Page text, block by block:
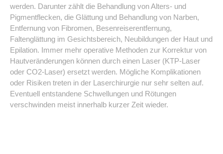
werden. Darunter zählt die Behandlung von Alters- und
Pigmentflecken, die Glättung und Behandlung von Narben,
Entfernung von Fibromen, Besenreiserentfernung,
Faltenglättung im Gesichtsbereich, Neubildungen der Haut und
Epilation. Immer mehr operative Methoden zur Korrektur von
Hautveränderungen können durch einen Laser (KTP-Laser
oder CO2-Laser) ersetzt werden. Mögliche Komplikationen
oder Risiken treten in der Laserchirurgie nur sehr selten auf.
Eventuell entstandene Schwellungen und Rötungen
verschwinden meist innerhalb kurzer Zeit wieder.